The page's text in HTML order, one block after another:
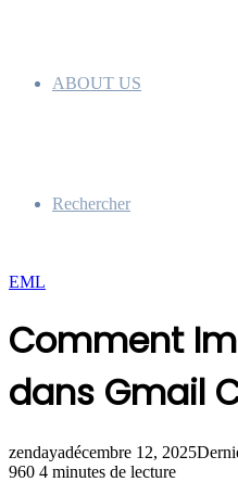
ABOUT US
Rechercher
EML
Comment
dans Gmail
zendayadécembre 12, 2025
960 4 minutes de lecture